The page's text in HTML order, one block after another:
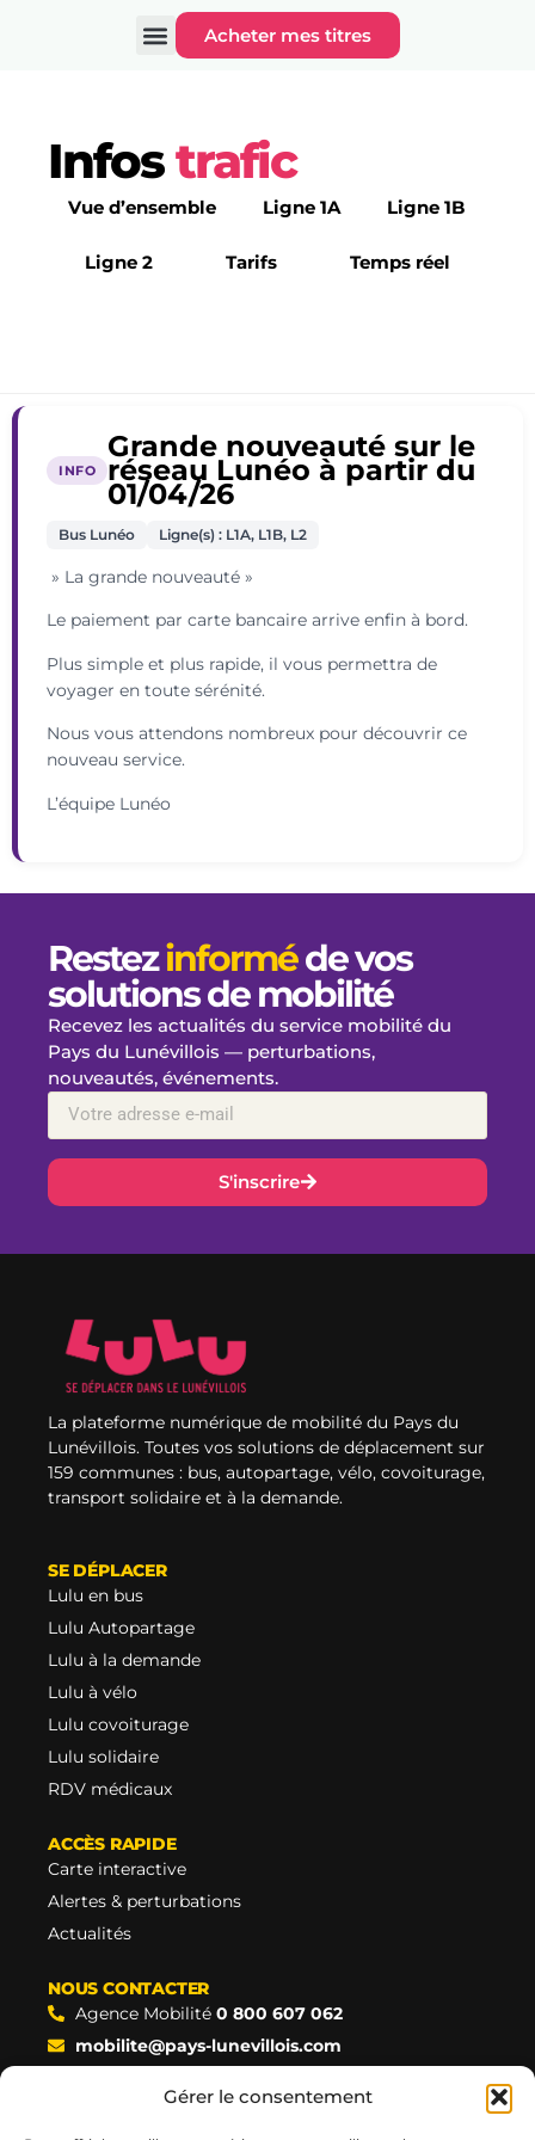
Gérer le consentement
Acheter mes titres
Infostrafic
Vue d’ensemble Ligne 1A Ligne 1B
Ligne 2 Tarifs Temps réel
INFO
Grande nouveauté sur le
réseau Lunéo à partir du
01/04/26
Bus Lunéo Ligne(s) : L1A, L1B, L2
» La grande nouveauté »
Le paiement par carte bancaire arrive enfin à bord.
Plus simple et plus rapide, il vous permettra de
voyager en toute sérénité.
Nous vous attendons nombreux pour découvrir ce
nouveau service.
L’équipe Lunéo
Restezinforméde vos
solutions de mobilité
Recevez les actualités du service mobilité du
Pays du Lunévillois — perturbations,
nouveautés, événements.
S'inscrire
La plateforme numérique de mobilité du Pays du
Lunévillois. Toutes vos solutions de déplacement sur
159 communes : bus, autopartage, vélo, covoiturage,
transport solidaire et à la demande.
SE DÉPLACER
Lulu en bus
Lulu Autopartage
Lulu à la demande
Lulu à vélo
Lulu covoiturage
Lulu solidaire
RDV médicaux
ACCÈS RAPIDE
Carte interactive
Alertes & perturbations
Actualités
NOUS CONTACTER
Agence Mobilité 0 800 607 062
mobilite@pays-lunevillois.com
Formulaire de contact